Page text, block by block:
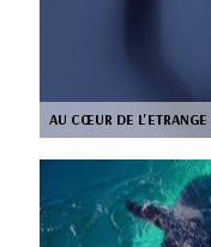
AU CŒUR DE L'ETRANGE